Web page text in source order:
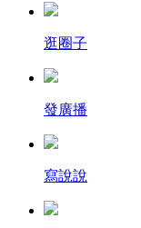
逛圈子
發廣播
寫說說